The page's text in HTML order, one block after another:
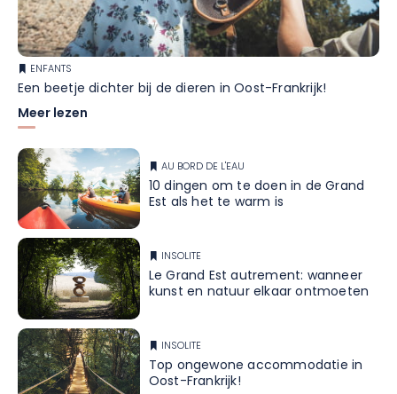
ENFANTS
Een beetje dichter bij de dieren in Oost-Frankrijk!
Meer lezen
AU BORD DE L'EAU
10 dingen om te doen in de Grand
Est als het te warm is
INSOLITE
Le Grand Est autrement: wanneer
kunst en natuur elkaar ontmoeten
INSOLITE
Top ongewone accommodatie in
Oost-Frankrijk!